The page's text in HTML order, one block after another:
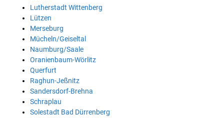
Lutherstadt Wittenberg
Lützen
Merseburg
Mücheln/Geiseltal
Naumburg/Saale
Oranienbaum-Wörlitz
Querfurt
Raghun-Jeßnitz
Sandersdorf-Brehna
Schraplau
Solestadt Bad Dürrenberg